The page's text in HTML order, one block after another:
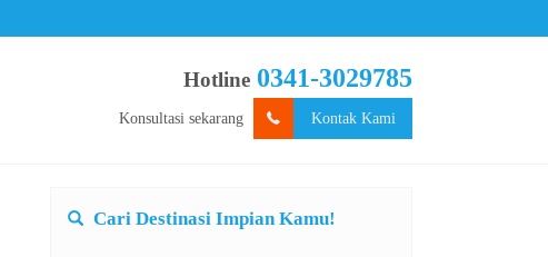
Hotline 0341-3029785
Konsultasi sekarang Kontak Kami
Cari Destinasi Impian Kamu!